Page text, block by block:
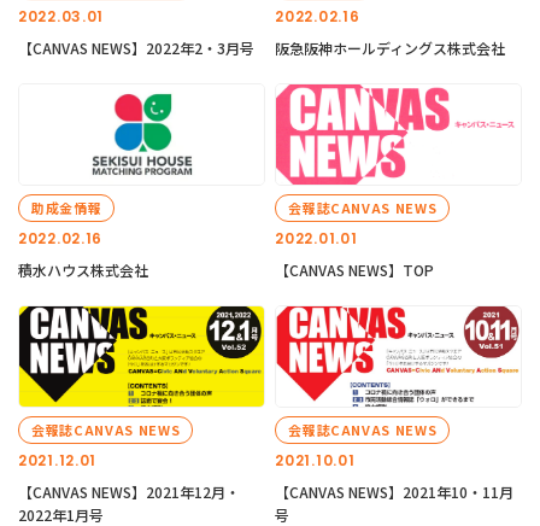
2022.03.01
【CANVAS NEWS】2022年2・3月号
2022.02.16
阪急阪神ホールディングス株式会社
2022.02.16
助成金情報
積水ハウス株式会社
2022.01.01
会報誌CANVAS NEWS
【CANVAS NEWS】TOP
2021.12.01
会報誌CANVAS NEWS
【CANVAS NEWS】2021年12月・
2022年1月号
2021.10.01
会報誌CANVAS NEWS
【CANVAS NEWS】2021年10・11月
号